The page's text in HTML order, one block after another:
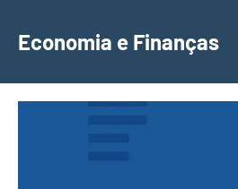
para
conteúdo
Economia e Finanças
Depósitos